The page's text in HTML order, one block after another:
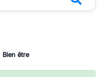
Bien être